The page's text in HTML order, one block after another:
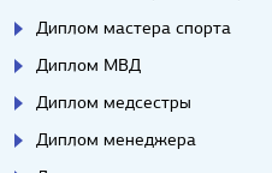
Диплом мастера спорта
Диплом МВД
Диплом медсестры
Диплом менеджера